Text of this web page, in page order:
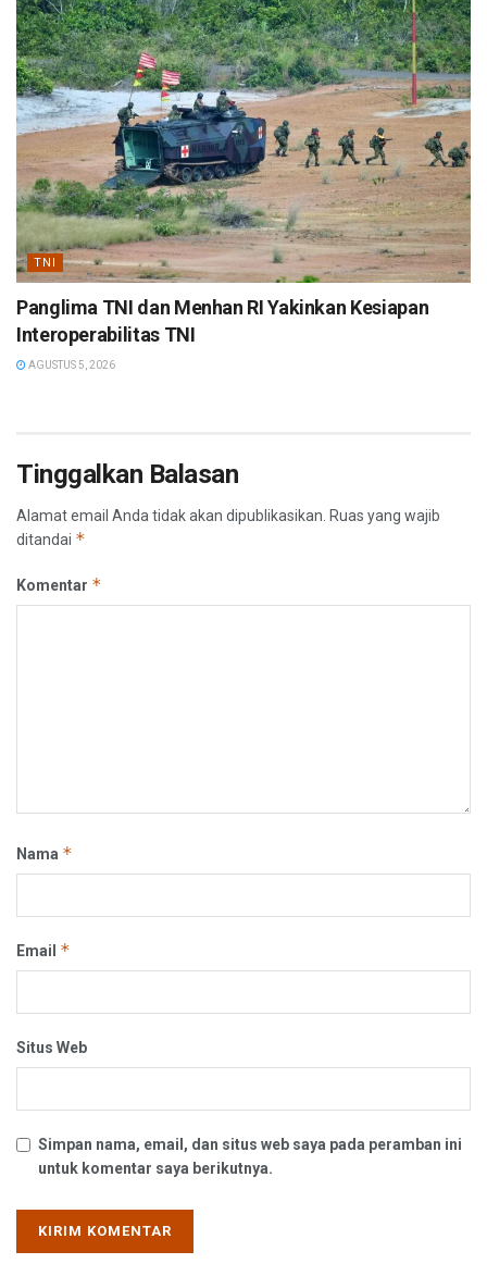
TNI
Panglima TNI dan Menhan RI Yakinkan Kesiapan
Interoperabilitas TNI
AGUSTUS 5, 2026
Tinggalkan Balasan
Alamat email Anda tidak akan dipublikasikan. Ruas yang wajib
ditandai *
Komentar *
Nama *
Email *
Situs Web
Simpan nama, email, dan situs web saya pada peramban ini
untuk komentar saya berikutnya.